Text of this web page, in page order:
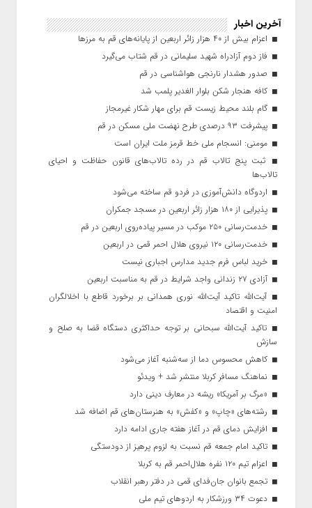
آخرین اخبار
اعزام بیش از ۴۰ هزار زائر اربعین از پایانه‌های قم به مرزها
فاز دوم آزادراه شهید سلیمانی در قم شتاب می‌گیرد
صدور هشدار نارنجی هواشناسی در قم
کافه هنجار شکن بلوار الغدیر پلمب شد
گام بلند محیط زیست قم برای مهار شکار غیرمجاز
پیشرفت ۹۳ درصدی طرح نهضت ملی مسکن در قم
مومنی: انسجام ملی خط قرمز ملت ایران است
ثبت پنج تالاب قم در رده تالاب‌های قانون حفاظت و احیای
تالاب‌ها
اردوگاه دانش‌آموزی در فردو قم ساخته می‌شود
پذیرایی از ۱۸۰ هزار زائر اربعین در مسجد جمکران
خدمت‌رسانی ۲۵۰ موکب در مسیر پیاده‌روی اربعین در قم
خدمت‌رسانی ۱۲۰ نیروی هلال احمر قمی در اربعین
خرید لباس فرم جدید مدارس اجباری نیست
آزادی ۲۷ زندانی واجد شرایط در قم به مناسبت اربعین
آیت‌الله تاکید آیت‌الله نوری همدانی بر برخورد قاطع با اخلالگران
امنیت و اقتصاد
تاکید آیت‌الله‌ سبحانی بر توجه حداکثری دستگاه قضا به صلح و
سازش
کاهش محسوس دما از سه‌شنبه آغاز می‌شود
نماهنگ مسافر کربلا منتشر شد + ویدئو
«مرگ بر آمریکا» ریشه در معارف دینی دارد
رشته‌های «چاپ» و «کفش» به هنرستان‌های قم اضافه شد
افزایش دمای قم در آغاز هفته جاری ادامه دارد
تاکید امام جمعه قم نسبت به لزوم پرهیز از دودستگی
اعزام تیم ۱۲۰ نفره هلال‌احمر قم به کربلا
تجمع بانوان جان‌فدای قمی در دفتر رهبر انقلاب
دعوت ۳۴ ورزشکار به اردوهای تیم ملی